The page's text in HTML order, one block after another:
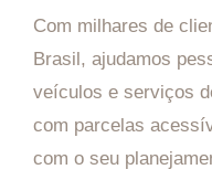
Com milhares de
Brasil, ajudamos
veículos e serviços
com parcelas
com o seu